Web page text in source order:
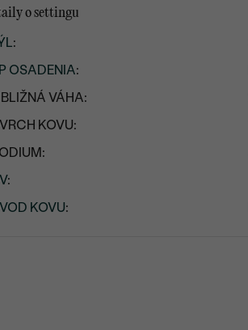
o settingu
:
OSADENIA:
VÁHA:
KOVU:
:
KOVU: